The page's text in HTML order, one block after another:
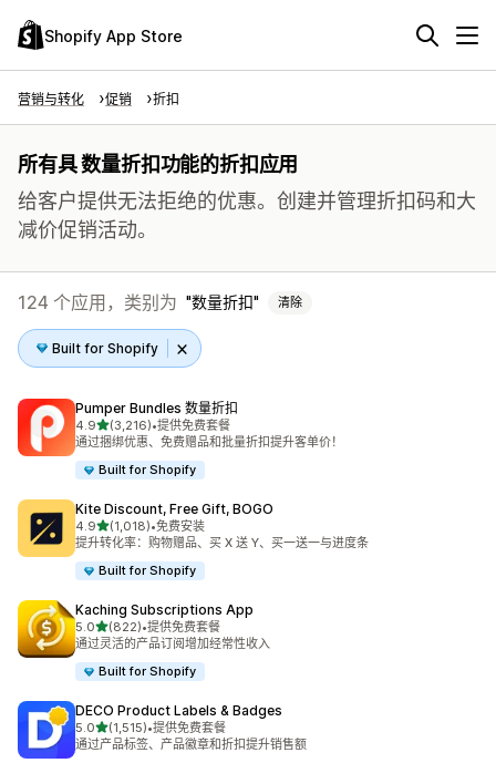
Shopify App Store
营销与转化 促销 折扣
所有具 数量折扣功能的折扣应用
给客户提供无法拒绝的优惠。创建并管理折扣码和大
减价促销活动。
124 个应用，类别为 数量折扣 清除
Built for Shopify
Pumper Bundles 数量折扣
4.9星（满分 5 星）
(3,216)
总共 3216 条评论
•提供免费套餐
通过捆绑优惠、免费赠品和批量折扣提升客单价！
Built for Shopify
Kite Discount, Free Gift, BOGO
4.9星（满分 5 星）
(1,018)
总共 1018 条评论
•免费安装
提升转化率：购物赠品、买 X 送 Y、买一送一与进度条
Built for Shopify
Kaching Subscriptions App
5.0星（满分 5 星）
(822)
总共 822 条评论
•提供免费套餐
通过灵活的产品订阅增加经常性收入
Built for Shopify
DECO Product Labels & Badges
5.0星（满分 5 星）
(1,515)
总共 1515 条评论
•提供免费套餐
通过产品标签、产品徽章和折扣提升销售额